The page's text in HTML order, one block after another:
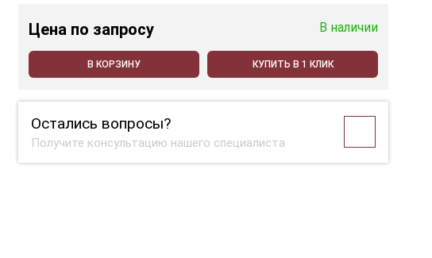
Цена по запросу В наличии
В КОРЗИНУ КУПИТЬ В 1 КЛИК
Остались вопросы?
Получите консультацию нашего специалиста